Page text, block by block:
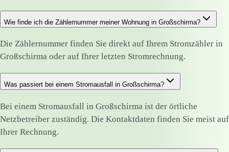
Wie finde ich die Zählernummer meiner Wohnung in Großschirma?
Die Zählernummer finden Sie direkt auf Ihrem Stromzähler in
Großschirma oder auf Ihrer letzten Stromrechnung.
Was passiert bei einem Stromausfall in Großschirma?
Bei einem Stromausfall in Großschirma ist der örtliche
Netzbetreiber zuständig. Die Kontaktdaten finden Sie meist auf
Ihrer Rechnung.